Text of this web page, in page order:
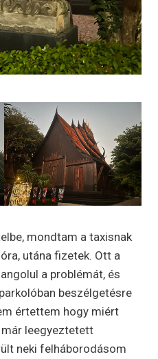
mondtam a taxisnak
utána fizetek. Ott a
a problémát, és
beszélgetésre
értettem hogy miért
már leegyeztetett
neki felháborodásom